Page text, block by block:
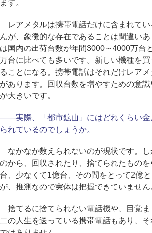
ます。
レアメタルは携帯電話だけに含まれてい
んが、象徴的な存在であることは間違い
は国内の出荷台数が年間3000～4000万台
万台に比べても多いです。新しい機種を
ることになる。携帯電話はそれだけレア
があります。回収台数を増やすための意
が大きいです。
――実際、「都市鉱山」にはどれくらい金
られているのでしょうか。
なかなか数えられないのが現状です。し
のから、回収されたり、捨てられたもの
台、少なくて1億台、その間をとって2億
が、推測なので実体は把握できていません
捨てるに捨てられない電話機や、目覚ま
二の人生を送っている携帯電話もあり、